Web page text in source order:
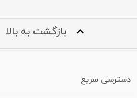
بازگشت به بالا
دسترسی سریع